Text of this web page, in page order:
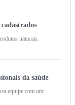
naturais.
da saúde
equipe com um